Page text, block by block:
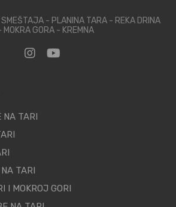
- PLANINA TARA - REKA DRINA
GORA - KREMNA
NA TARI
TARI
I MOKROJ GORI